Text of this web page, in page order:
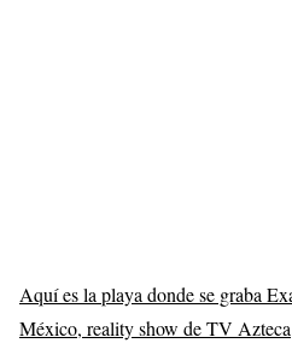
Aquí es la playa donde se graba
México, reality show de TV Azteca